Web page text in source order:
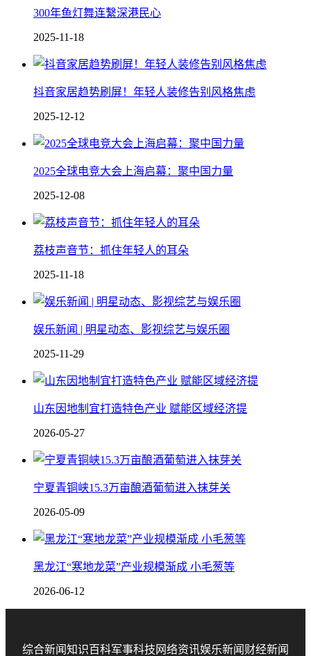
300年鱼灯舞连繫深港民心
2025-11-18
抖音家居趋势刷屏！年轻人装修告别风格焦虑
2025-12-12
2025全球电竞大会上海启幕：聚中国力量
2025-12-08
荔枝声音节：抓住年轻人的耳朵
2025-11-18
娱乐新闻 | 明星动态、影视综艺与娱乐圈
2025-11-29
山东因地制宜打造特色产业 赋能区域经济提
2026-05-27
宁夏青铜峡15.3万亩酿酒葡萄进入抹芽关
2026-05-09
黑龙江“寒地龙菜”产业规模渐成 小毛葱等
2026-06-12
综合新闻知识百科军事科技 网络资讯娱乐新闻 财经新闻